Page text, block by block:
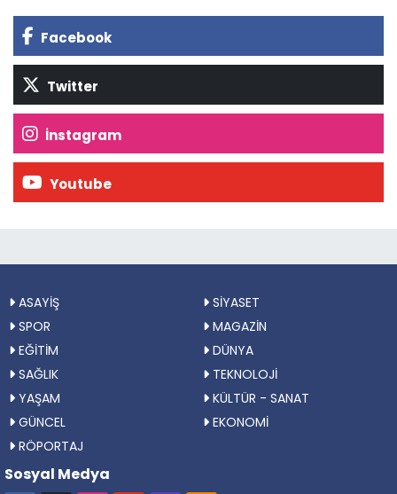
Facebook
Twitter
İnstagram
Youtube
ASAYİŞ
SİYASET
SPOR
MAGAZİN
EĞİTİM
DÜNYA
SAĞLIK
TEKNOLOJİ
YAŞAM
KÜLTÜR - SANAT
GÜNCEL
EKONOMİ
RÖPORTAJ
Sosyal Medya